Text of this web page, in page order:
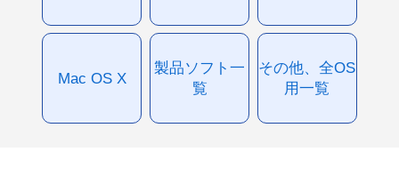
Mac OS X
製品ソフト一
覧
その他、全OS
用一覧